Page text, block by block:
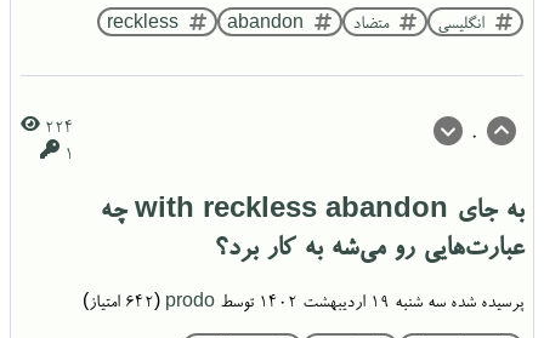
انگلیسی متضاد abandon
reckless
0
224
1
به جای with reckless abandon چه
عبارت‌هایی رو می‌شه به کار برد؟
پرسیده شده سه شنبه ۱۹ اردیبهشت ۱۴۰۲ توسط prodo
(
642 امتیاز)